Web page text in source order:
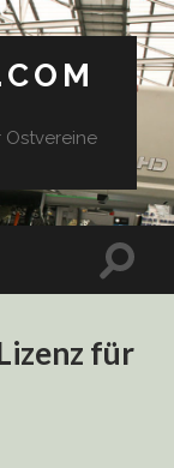
Ostvereine
für